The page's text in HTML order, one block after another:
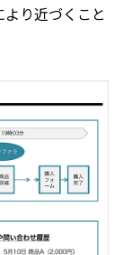
り近づくこと